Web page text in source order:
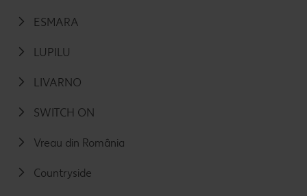
ESMARA
LUPILU
LIVARNO
SWITCH ON
Vreau din România
Countryside